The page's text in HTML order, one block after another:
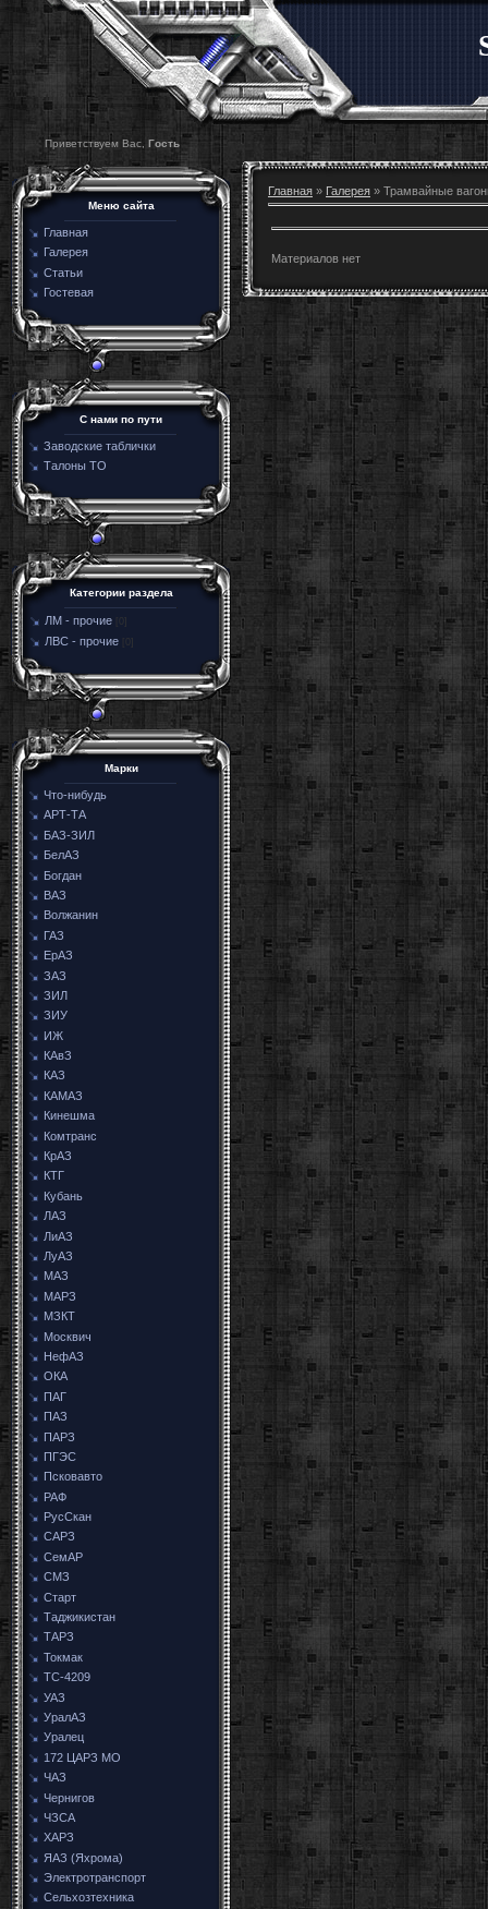
Приветствуем Вас, Гость
Меню сайта
Главная
Галерея
Статьи
Гостевая
C нами по пути
Заводские таблички
Талоны ТО
Категории раздела
ЛМ - прочие
ЛВС - прочие
Марки
Что-нибудь
АРТ-ТА
БАЗ-ЗИЛ
БелАЗ
Богдан
ВАЗ
Волжанин
ГАЗ
ЕрАЗ
ЗАЗ
ЗИЛ
ЗИУ
ИЖ
КАвЗ
КАЗ
КАМАЗ
Кинешма
Комтранс
КрАЗ
КТГ
Кубань
ЛАЗ
ЛиАЗ
ЛуАЗ
МАЗ
МАРЗ
МЗКТ
Москвич
НефАЗ
ОКА
ПАГ
ПАЗ
ПАРЗ
ПГЭС
Псковавто
РАФ
РусСкан
САРЗ
СемАР
СМЗ
Старт
Таджикистан
ТАРЗ
Токмак
ТС-4209
УАЗ
УралАЗ
Уралец
172 ЦАРЗ МО
ЧАЗ
Чернигов
ЧЗСА
ХАРЗ
ЯАЗ (Яхрома)
Электротранспорт
Сельхозтехника
Главная » Галерея » Трамвайные
Материалов нет